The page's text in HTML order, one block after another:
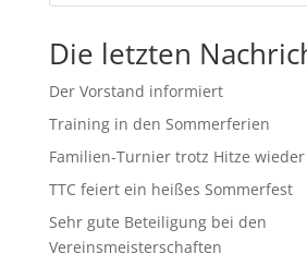
Die letzten
Der Vorstand informiert
Training in den Sommerferien
Familien-Turnier trotz Hitze
TTC feiert ein heißes Sommerfest
Sehr gute Beteiligung bei den
Vereinsmeisterschaften